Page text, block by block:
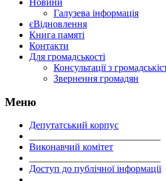
Галузева інформація
єВідновлення
Книга памяті
Контакти
Для громадськості
Консультації з
Звернення громадян
Меню
Депутатський корпус
Виконавчий комітет
Доступ до публічної інформації